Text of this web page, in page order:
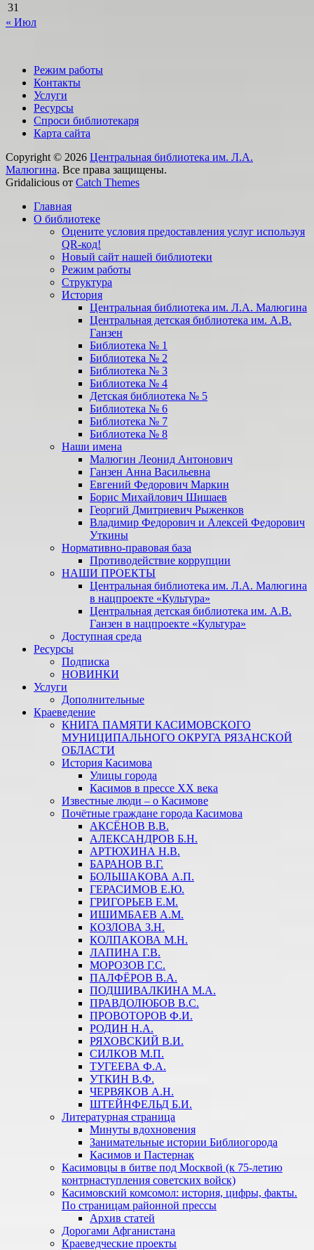
31
« Июл
Режим работы
Контакты
Услуги
Ресурсы
Спроси библиотекаря
Карта сайта
Copyright © 2026 Центральная библиотека им. Л.А.
Малюгина. Все права защищены.
Gridalicious от Catch Themes
вверх
Главная
О библиотеке
Оцените условия предоставления услуг используя
QR-код!
Новый сайт нашей библиотеки
Режим работы
Структура
История
Центральная библиотека им. Л.А. Малюгина
Центральная детская библиотека им. А.В.
Ганзен
Библиотека № 1
Библиотека № 2
Библиотека № 3
Библиотека № 4
Детская библиотека № 5
Библиотека № 6
Библиотека № 7
Библиотека № 8
Наши имена
Малюгин Леонид Антонович
Ганзен Анна Васильевна
Евгений Федорович Маркин
Борис Михайлович Шишаев
Георгий Дмитриевич Рыженков
Владимир Федорович и Алексей Федорович
Уткины
Нормативно-правовая база
Противодействие коррупции
НАШИ ПРОЕКТЫ
Центральная библиотека им. Л.А. Малюгина
в нацпроекте «Культура»
Центральная детская библиотека им. А.В.
Ганзен в нацпроекте «Культура»
Доступная среда
Ресурсы
Подписка
НОВИНКИ
Услуги
Дополнительные
Краеведение
КНИГА ПАМЯТИ КАСИМОВСКОГО
МУНИЦИПАЛЬНОГО ОКРУГА РЯЗАНСКОЙ
ОБЛАСТИ
История Касимова
Улицы города
Касимов в прессе XX века
Известные люди – о Касимове
Почётные граждане города Касимова
АКСЁНОВ В.В.
АЛЕКСАНДРОВ Б.Н.
АРТЮХИНА Н.В.
БАРАНОВ В.Г.
БОЛЬШАКОВА А.П.
ГЕРАСИМОВ Е.Ю.
ГРИГОРЬЕВ Е.М.
ИШИМБАЕВ А.М.
КОЗЛОВА З.Н.
КОЛПАКОВА М.Н.
ЛАПИНА Г.В.
МОРОЗОВ Г.С.
ПАЛФЁРОВ В.А.
ПОДШИВАЛКИНА М.А.
ПРАВДОЛЮБОВ В.С.
ПРОВОТОРОВ Ф.И.
РОДИН Н.А.
РЯХОВСКИЙ В.И.
СИЛКОВ М.П.
ТУГЕЕВА Ф.А.
УТКИН В.Ф.
ЧЕРВЯКОВ А.Н.
ШТЕЙНФЕЛЬД Б.И.
Литературная страница
Минуты вдохновения
Занимательные истории Библиогорода
Касимов и Пастернак
Касимовцы в битве под Москвой (к 75-летию
контрнаступления советских войск)
Касимовский комсомол: история, цифры, факты.
По страницам районной прессы
Архив статей
Дорогами Афганистана
Краеведческие проекты